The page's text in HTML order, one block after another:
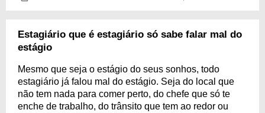
Estagiário que é estagiário só sabe falar mal do
estágio
Mesmo que seja o estágio do seus sonhos, todo
estagiário já falou mal do estágio. Seja do local que
não tem nada para comer perto, do chefe que só te
enche de trabalho, do trânsito que tem ao redor ou